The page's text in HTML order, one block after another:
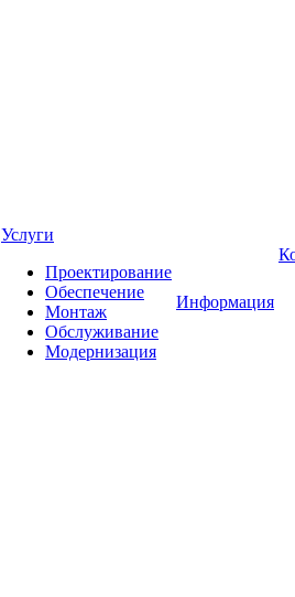
Услуги
Проектирование
Обеспечение
Монтаж
Обслуживание
Модернизация
Информация